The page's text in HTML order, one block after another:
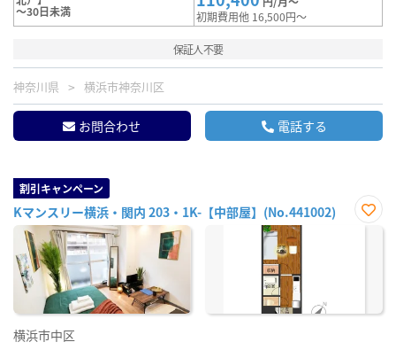
～30日未満
初期費用他 16,500円～
保証人不要
神奈川県 横浜市神奈川区
お問合わせ 電話する
割引キャンペーン
Kマンスリー横浜・関内 203・1K-【中部屋】(No.441002)
お気
横浜市中区